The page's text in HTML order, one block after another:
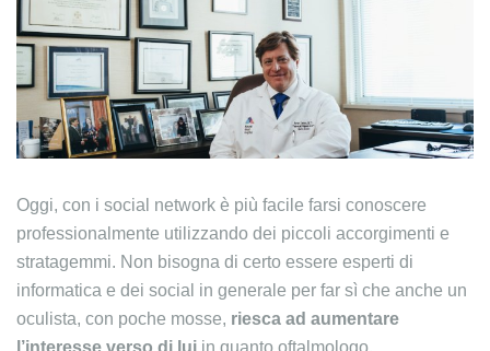
Oggi, con i social network è più facile farsi conoscere
professionalmente utilizzando dei piccoli accorgimenti e
stratagemmi. Non bisogna di certo essere esperti di
informatica e dei social in generale per far sì che anche un
oculista, con poche mosse, riesca ad aumentare
l’interesse verso di lui in quanto oftalmologo.